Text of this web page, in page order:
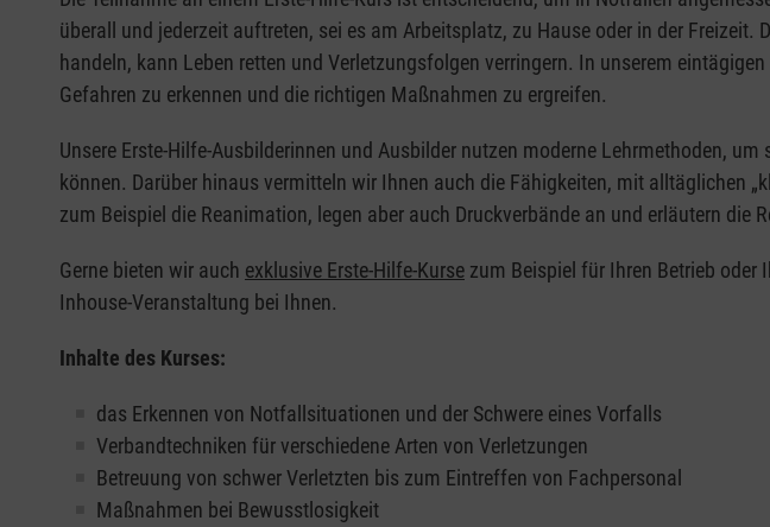
überall und jederzeit auftreten, sei es am Arbeitsplatz, zu Hause oder in der Freizeit.
handeln, kann Leben retten und Verletzungsfolgen verringern. In unserem
Gefahren zu erkennen und die richtigen Maßnahmen zu ergreifen.
Unsere Erste-Hilfe-Ausbilderinnen und Ausbilder nutzen moderne Lehrmethoden,
können. Darüber hinaus vermitteln wir Ihnen auch die Fähigkeiten, mit alltäglichen
zum Beispiel die Reanimation, legen aber auch Druckverbände an und erläutern die
Gerne bieten wir auch exklusive Erste-Hilfe-Kurse zum Beispiel für Ihren Betrieb oder
Inhouse-Veranstaltung bei Ihnen.
Inhalte des Kurses:
das Erkennen von Notfallsituationen und der Schwere eines Vorfalls
Verbandtechniken für verschiedene Arten von Verletzungen
Betreuung von schwer Verletzten bis zum Eintreffen von Fachpersonal
Maßnahmen bei Bewusstlosigkeit